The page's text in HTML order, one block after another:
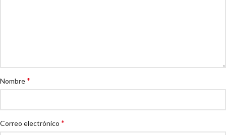
Nombre*
Correo electrónico *